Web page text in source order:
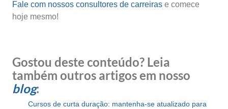
Fale com nossos consultores de carreiras e comece
hoje mesmo!
Gostou deste conteúdo? Leia
também outros artigos em nosso
blog:
Cursos de curta duração: mantenha-se atualizado para